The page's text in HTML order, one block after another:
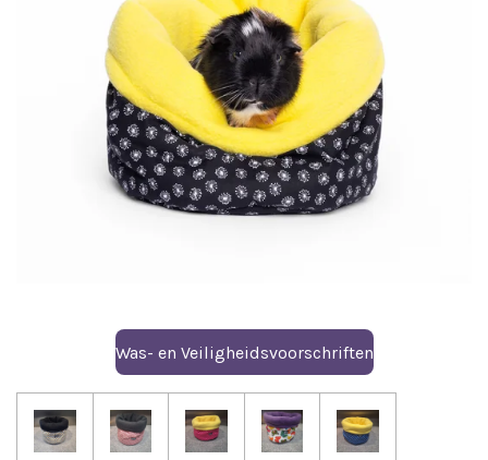
Was- en Veiligheidsvoorschriften